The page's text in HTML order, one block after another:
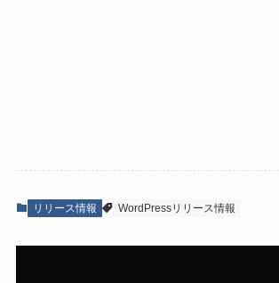
リリース情報 WordPressリリース情報